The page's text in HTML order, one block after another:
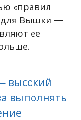
«правил
для Вышки —
ее
высокий
выполнять